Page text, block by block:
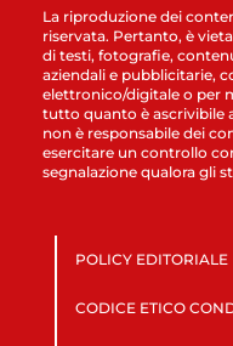
La riproduzione dei
riservata. Pertanto, è
di testi, fotografie,
aziendali e pubblicitarie,
elettronico/digitale o per
tutto quanto è ascrivibile
non è responsabile dei
esercitare un controllo
segnalazione qualora gli
POLICY EDITORIALE
CODICE ETICO